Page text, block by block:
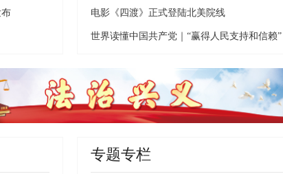
电影《四渡》正式登陆北美院线
世界读懂中国共产党｜“赢得人民支持和信赖”
专题专栏